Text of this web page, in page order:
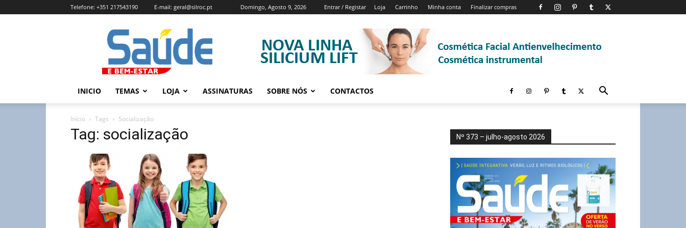
Domingo, Agosto 9, 2026 Entrar / Registar Loja Carrinho Minha conta Finalizar compras
Telefone: +351 217543190 E-mail: geral@silroc.pt
Revista
Saúde
e
Bem
Estar
Edição
INICIO TEMAS LOJA ASSINATURAS SOBRE NÓS CONTACTOS
Início Tags Socialização
Tag: socialização Nº 373 – julho-agosto 2026